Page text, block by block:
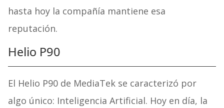
hasta hoy la compañía mantiene esa
reputación.
Helio P90
El Helio P90 de MediaTek se caracterizó por
algo único: Inteligencia Artificial. Hoy en día, la